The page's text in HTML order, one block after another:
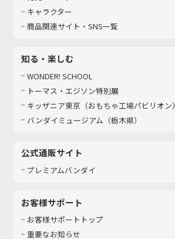
キャラクター
商品関連サイト・SNS一覧
知る・楽しむ
WONDER! SCHOOL
トーマス・エジソン特別展
キッザニア東京（おもちゃ工場パビリオン）​
バンダイミュージアム（栃木県）
公式通販サイト
プレミアムバンダイ
お客様サポート
お客様サポートトップ
重要なお知らせ